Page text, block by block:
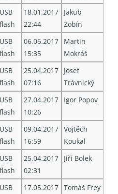
USB
flash
18.01.2017
22:44
Jakub
Zobín
USB
flash
06.06.2017
15:35
Martin
Mokráš
USB
flash
25.04.2017
07:16
Josef
Trávnický
USB
flash
27.04.2017
10:26
Igor Popov
USB
flash
09.04.2017
16:59
Vojtěch
Koukal
USB
flash
25.04.2017
02:31
Jiří Bolek
USB
17.05.2017 Tomáš Frey